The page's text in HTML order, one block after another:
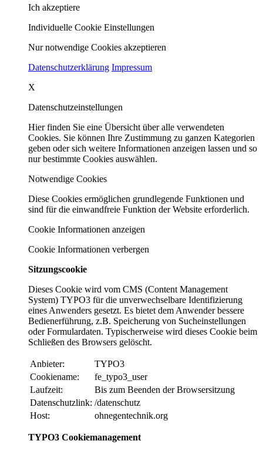
Ich akzeptiere
Individuelle Cookie Einstellungen
Nur notwendige Cookies akzeptieren
Datenschutzerklärung Impressum
X
Datenschutzeinstellungen
Hier finden Sie eine Übersicht über alle verwendeten
Cookies. Sie können Ihre Zustimmung zu ganzen Kategorien
geben oder sich weitere Informationen anzeigen lassen und so
nur bestimmte Cookies auswählen.
Notwendige Cookies
Diese Cookies ermöglichen grundlegende Funktionen und
sind für die einwandfreie Funktion der Website erforderlich.
Cookie Informationen anzeigen
Cookie Informationen verbergen
Sitzungscookie
Dieses Cookie wird vom CMS (Content Management
System) TYPO3 für die unverwechselbare Identifizierung
eines Anwenders gesetzt. Es bietet dem Anwender bessere
Bedienerführung, z.B. Speicherung von Sucheinstellungen
oder Formulardaten. Typischerweise wird dieses Cookie beim
Schließen des Browsers gelöscht.
Anbieter:
TYPO3
Cookiename:
fe_typo3_user
Laufzeit:
Bis zum Beenden der Browsersitzung
Datenschutzlink: /datenschutz
Host:
ohnegentechnik.org
TYPO3 Cookiemanagement